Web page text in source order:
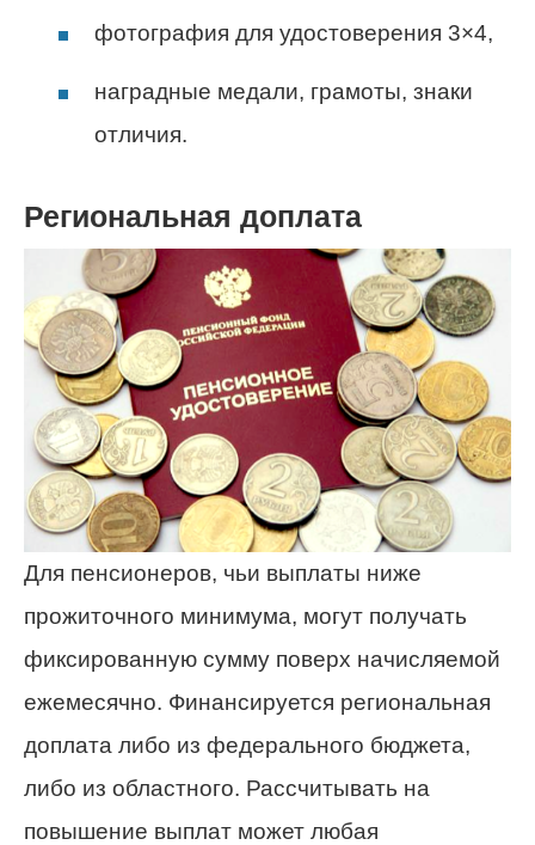
фотография для удостоверения 3×4,
наградные медали, грамоты, знаки
отличия.
Региональная доплата
Для пенсионеров, чьи выплаты ниже
прожиточного минимума, могут получать
фиксированную сумму поверх начисляемой
ежемесячно. Финансируется региональная
доплата либо из федерального бюджета,
либо из областного. Рассчитывать на
повышение выплат может любая